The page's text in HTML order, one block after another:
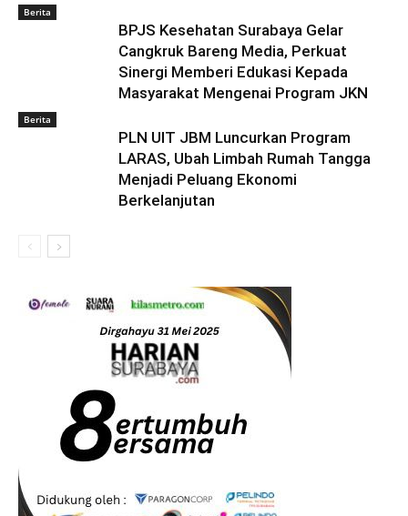
Berita
BPJS Kesehatan Surabaya Gelar
Cangkruk Bareng Media, Perkuat
Sinergi Memberi Edukasi Kepada
Masyarakat Mengenai Program JKN
Berita
PLN UIT JBM Luncurkan Program
LARAS, Ubah Limbah Rumah Tangga
Menjadi Peluang Ekonomi
Berkelanjutan